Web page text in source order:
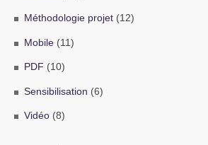
Méthodologie projet(12)
Mobile(11)
PDF (10)
Sensibilisation (6)
Vidéo(8)